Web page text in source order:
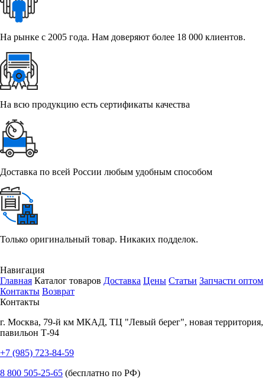
На рынке с 2005 года. Нам доверяют более 18 000 клиентов.
На всю продукцию есть сертификаты качества
Доставка по всей России любым удобным способом
Только оригинальный товар. Никаких подделок.
Навигация
Главная Каталог товаров Доставка Цены Статьи Запчасти оптом
Контакты Возврат
Контакты
г. Москва, 79-й км МКАД, ТЦ "Левый берег", новая территория,
павильон Т-94
+7 (985) 723-84-59
8 800 505-25-65 (бесплатно по РФ)